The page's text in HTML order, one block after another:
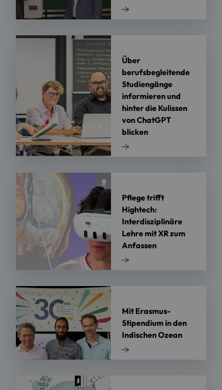
Über
berufsbegleitende
Studiengänge
informieren und
hinter die Kulissen
von ChatGPT
blicken
Pflege trifft
Hightech:
Interdisziplinäre
Lehre mit XR zum
Anfassen
Mit Erasmus-
Stipendium in den
Indischen Ozean